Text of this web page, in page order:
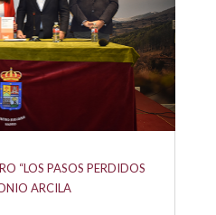
“LOS PASOS PERDIDOS
ARCILA